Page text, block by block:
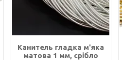
Канитель гладка м'яка
матова 1 мм, срібло